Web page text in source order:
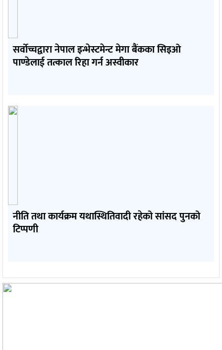
सर्वोच्चद्वारा नेपाल इन्भेस्टमेन्ट मेगा बैंकका सिइओ
पाण्डेलाई तत्काल रिहा गर्न अस्वीकार
नीति तथा कार्यक्रम यथास्थितिवादी रहेको सांसद पुनको
टिप्पणी